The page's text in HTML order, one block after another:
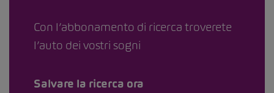
Con l’abbonamento di ricerca troverete
l’auto dei vostri sogni
Salvare la ricerca ora